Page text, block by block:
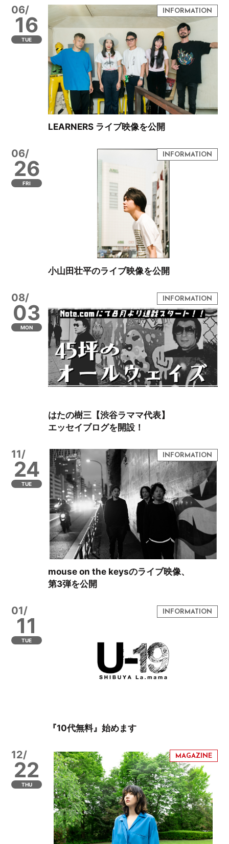
06/
16
TUE
LEARNERS ライブ映像を公開
06/
26
FRI
小山田壮平のライブ映像を公開
08/
03
MON
はたの樹三【渋谷ラママ代表】
エッセイブログを開設！
11/
24
TUE
mouse on the keysのライブ映像、
第3弾を公開
01/
11
TUE
『10代無料』始めます
12/
22
THU